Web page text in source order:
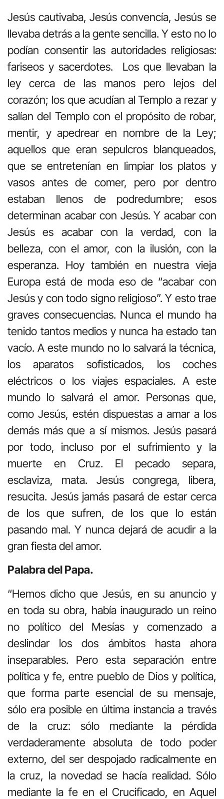
Jesús cautivaba, Jesús convencía, Jesús se
llevaba detrás a la gente sencilla. Y esto no lo
podían consentir las autoridades religiosas:
fariseos y sacerdotes. Los que llevaban la
ley cerca de las manos pero lejos del
corazón; los que acudían al Templo a rezar y
salían del Templo con el propósito de robar,
mentir, y apedrear en nombre de la Ley;
aquellos que eran sepulcros blanqueados,
que se entretenían en limpiar los platos y
vasos antes de comer, pero por dentro
estaban llenos de podredumbre; esos
determinan acabar con Jesús. Y acabar con
Jesús es acabar con la verdad, con la
belleza, con el amor, con la ilusión, con la
esperanza. Hoy también en nuestra vieja
Europa está de moda eso de “acabar con
Jesús y con todo signo religioso”. Y esto trae
graves consecuencias. Nunca el mundo ha
tenido tantos medios y nunca ha estado tan
vacío. A este mundo no lo salvará la técnica,
los aparatos sofisticados, los coches
eléctricos o los viajes espaciales. A este
mundo lo salvará el amor. Personas que,
como Jesús, estén dispuestas a amar a los
demás más que a sí mismos. Jesús pasará
por todo, incluso por el sufrimiento y la
muerte en Cruz. El pecado separa,
esclaviza, mata. Jesús congrega, libera,
resucita. Jesús jamás pasará de estar cerca
de los que sufren, de los que lo están
pasando mal. Y nunca dejará de acudir a la
gran fiesta del amor.
Palabra del Papa.
“Hemos dicho que Jesús, en su anuncio y
en toda su obra, había inaugurado un reino
no político del Mesías y comenzado a
deslindar los dos ámbitos hasta ahora
inseparables. Pero esta separación entre
política y fe, entre pueblo de Dios y política,
que forma parte esencial de su mensaje,
sólo era posible en última instancia a través
de la cruz: sólo mediante la pérdida
verdaderamente absoluta de todo poder
externo, del ser despojado radicalmente en
la cruz, la novedad se hacía realidad. Sólo
mediante la fe en el Crucificado, en Aquel